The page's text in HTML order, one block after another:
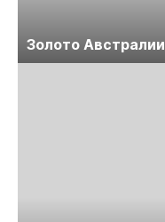
Золото Австралии